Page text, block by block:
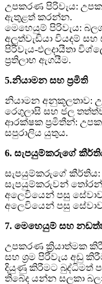
උපකරණ පිරිවැය:
ඇතුළත් කරන්න.
මෙහෙයුම් පිරිවැය:
අලුත්වැඩියා වියදම් සහ
පිරිවැය-ඵලදායීතා
ප්‍රතිලාභ ඇගයීම.
5.නියාමන සහ ප්‍රමිති
නියාමන අනුකූලතාව:
රෙගුලාසි සහ ජල
ආරක්ෂක ප්‍රමිතීන්:
සපුරාලිය යුතුය.
6. සැපයුම්කරුගේ
සැපයුම්කරුගේ
සැපයුම්කරුවන්
අලෙවියෙන් පසු
අලෙවියෙන් පසු
7. මෙහෙයුම් සහ
උපකරණ ක්‍රියාත්මක
සහ ශ්‍රම පිරිවැය අඩු
දියුණු කිරීමට බුද්ධිමත්
තිබේද යන්න සලකා